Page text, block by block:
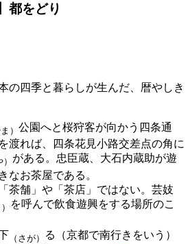
都をどり
四季と暮らしが生んだ、暦やしき
） 公園へと桜狩客が向かう四条通
渡れば、四条花見小路交差点の角に
がある。忠臣蔵、大石内蔵助が遊
なお茶屋である。
茶舗」や「茶店」ではない。芸妓
を呼んで飲食遊興をする場所のこ
（さが）
る（京都で南行きをいう）